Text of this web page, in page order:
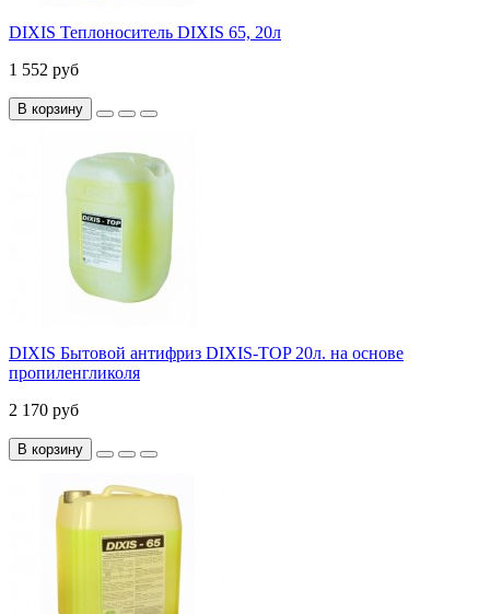
DIXIS Теплоноситель DIXIS 65, 20л
1 552 руб
В корзину
DIXIS Бытовой антифриз DIXIS-TOP 20л. на основе
пропиленгликоля
2 170 руб
В корзину